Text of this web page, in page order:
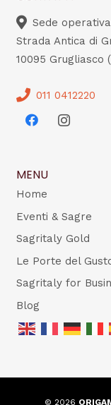
Sede
Strada Antica di
10095 Grugliasco
011 0412220
MENU
Home
Eventi & Sagre
Sagritaly Gold
Le Porte del
Sagritaly for
Blog
© 2026